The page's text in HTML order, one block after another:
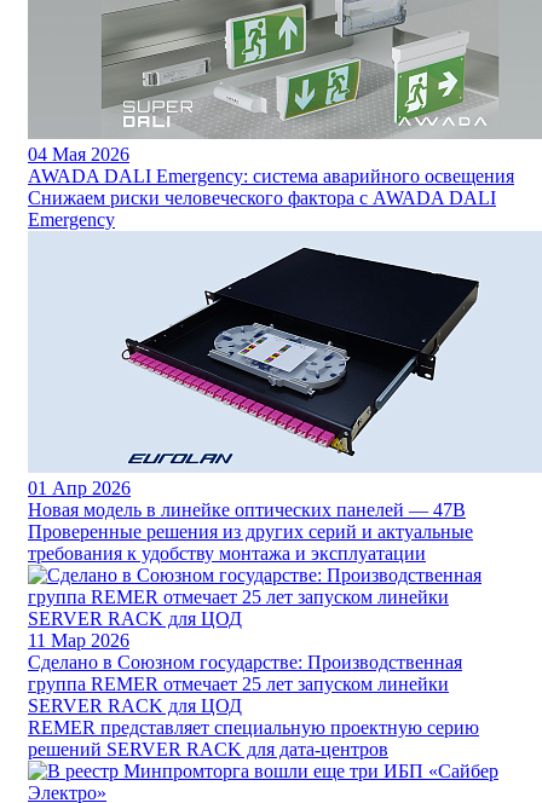
04 Мая 2026
AWADA DALI Emergency: система аварийного освещения
Снижаем риски человеческого фактора с AWADA DALI
Emergency
01 Апр 2026
Новая модель в линейке оптических панелей — 47B
Проверенные решения из других серий и актуальные
требования к удобству монтажа и эксплуатации
11 Мар 2026
Сделано в Союзном государстве: Производственная
группа REMER отмечает 25 лет запуском линейки
SERVER RACK для ЦОД
REMER представляет специальную проектную серию
решений SERVER RACK для дата-центров